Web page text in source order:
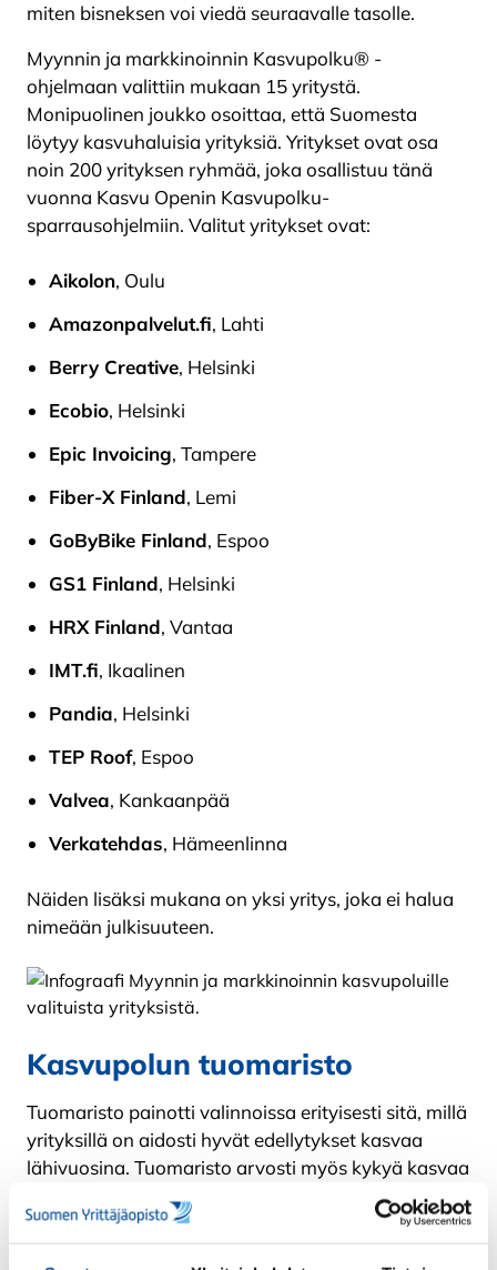
miten bisneksen voi viedä seuraavalle tasolle.
Myynnin ja markkinoinnin Kasvupolku® -
ohjelmaan valittiin mukaan 15 yritystä.
Monipuolinen joukko osoittaa, että Suomesta
löytyy kasvuhaluisia yrityksiä. Yritykset ovat osa
noin 200 yrityksen ryhmää, joka osallistuu tänä
vuonna Kasvu Openin Kasvupolku-
sparrausohjelmiin. Valitut yritykset ovat:
Aikolon, Oulu
Amazonpalvelut.fi, Lahti
Berry Creative, Helsinki
Ecobio, Helsinki
Epic Invoicing, Tampere
Fiber-X Finland, Lemi
GoByBike Finland, Espoo
GS1 Finland, Helsinki
HRX Finland, Vantaa
IMT.fi, Ikaalinen
Pandia, Helsinki
TEP Roof, Espoo
Valvea, Kankaanpää
Verkatehdas, Hämeenlinna
Näiden lisäksi mukana on yksi yritys, joka ei halua
nimeään julkisuuteen.
Kasvupolun tuomaristo
Tuomaristo painotti valinnoissa erityisesti sitä, millä
yrityksillä on aidosti hyvät edellytykset kasvaa
lähivuosina. Tuomaristo arvosti myös kykyä kasvaa
kansainvälisesti, vahvaa visiota sekä kilpailuedun
selvää sanoittamista.